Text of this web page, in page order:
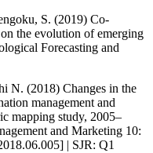
S. (2019) Co-
the evolution of emerging
Forecasting and
N. (2018) Changes in the
management and
mapping study, 2005–
and Marketing 10:
| SJR: Q1